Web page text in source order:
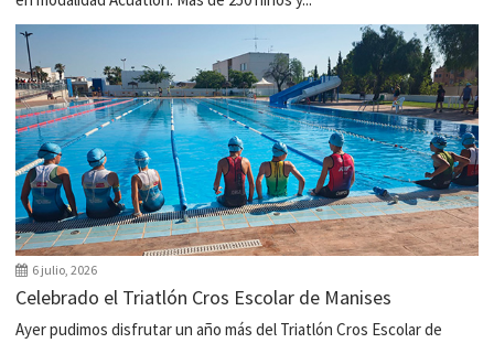
6 julio, 2026
Celebrado el Triatlón Cros Escolar de Manises
Ayer pudimos disfrutar un año más del Triatlón Cros Escolar de